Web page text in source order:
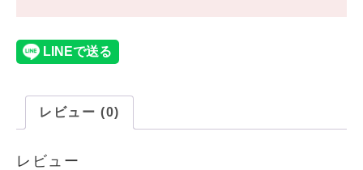
レビュー (0)
レビュー